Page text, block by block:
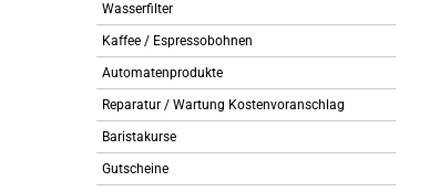
Wasserfilter
Kaffee / Espressobohnen
Automatenprodukte
Reparatur / Wartung Kostenvoranschlag
Baristakurse
Gutscheine